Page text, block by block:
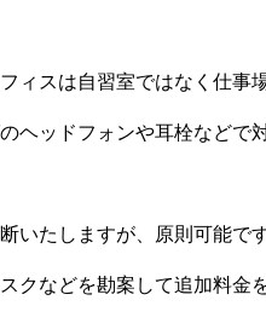
ィスは自習室ではなく仕
ヘッドフォンや耳栓などで
いたしますが、原則可能
クなどを勘案して追加料